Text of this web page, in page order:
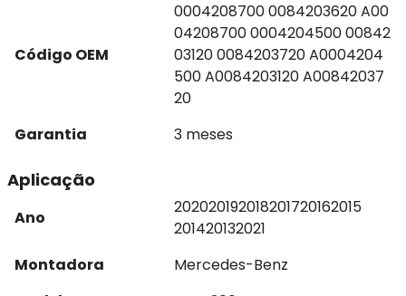
Código OEM
0004208700 0084203620 A00
04208700 0004204500 00842
03120 0084203720 A0004204
500 A0084203120 A00842037
20
Garantia
3 meses
Aplicação
Ano
202020192018201720162015
201420132021
Montadora
Mercedes-Benz